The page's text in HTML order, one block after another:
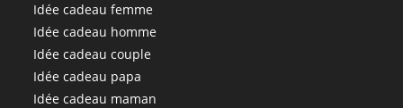
Idée cadeau femme
Idée cadeau homme
Idée cadeau couple
Idée cadeau papa
Idée cadeau maman